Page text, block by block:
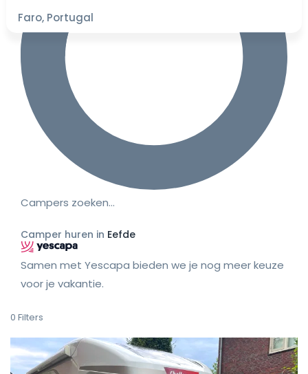
Faro, Portugal
Campers zoeken…
Camper huren in Eefde
Samen met Yescapa bieden we je nog meer keuze
voor je vakantie.
0 Filters